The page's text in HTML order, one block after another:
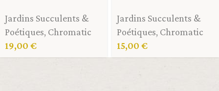
Jardins Succulents &
Poétiques, Chromatic
19,00 €
Jardins Succulents &
Poétiques, Chromatic
15,00 €